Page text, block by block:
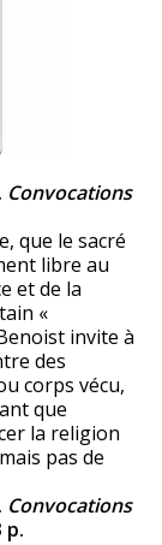
Convocations
que le sacré
libre au
et de la
«
invite à
des
corps vécu,
que
la religion
pas de
Convocations
p.